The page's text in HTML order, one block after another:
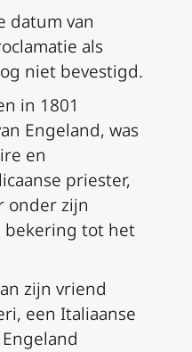
datum van
als
niet bevestigd.
in 1801
Engeland, was
en
priester,
onder zijn
bekering tot het
zijn vriend
een Italiaanse